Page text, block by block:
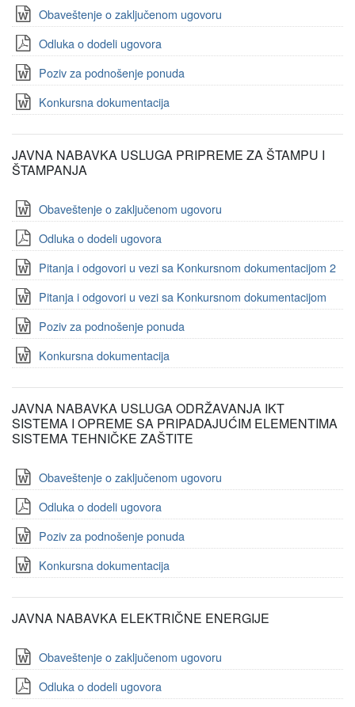
Obaveštenje o zaključenom ugovoru
Odluka o dodeli ugovora
Poziv za podnošenje ponuda
Konkursna dokumentacija
JAVNA NABAVKA USLUGA PRIPREME ZA ŠTAMPU I
ŠTAMPANJA
Obaveštenje o zaključenom ugovoru
Odluka o dodeli ugovora
Pitanja i odgovori u vezi sa Konkursnom dokumentacijom 2
Pitanja i odgovori u vezi sa Konkursnom dokumentacijom
Poziv za podnošenje ponuda
Konkursna dokumentacija
JAVNA NABAVKA USLUGA ODRŽAVANJA IKT
SISTEMA I OPREME SA PRIPADAJUĆIM ELEMENTIMA
SISTEMA TEHNIČKE ZAŠTITE
Obaveštenje o zaključenom ugovoru
Odluka o dodeli ugovora
Poziv za podnošenje ponuda
Konkursna dokumentacija
JAVNA NABAVKA ELEKTRIČNE ENERGIJE
Obaveštenje o zaključenom ugovoru
Odluka o dodeli ugovora